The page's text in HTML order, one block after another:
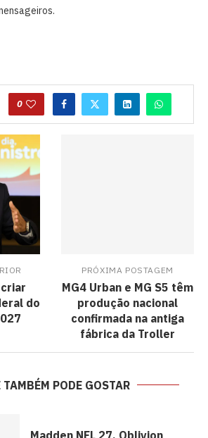
0
do
PRÓXIMA POSTAGEM
MG4 Urban e MG S5 têm
produção nacional
confirmada na antiga
fábrica da Troller
TAMBÉM PODE GOSTAR
Madden NFL 27, Oblivion